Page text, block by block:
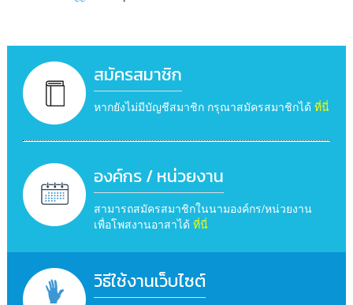
สมัครสมาชิก
หากยังไม่มีบัญชีสมาชิก กรุณาสมัครสมาชิกได้ ที่นี่
องค์กร / หน่วยงาน
สามารถสมัครสมาชิกในนามองค์กร/หน่วยงาน
เพื่อโพสงานอาสาได้ ที่นี่
วิธีใช้งานเว็บไซต์